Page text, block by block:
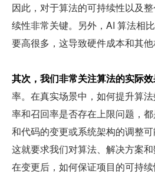
因此，对于算法的可持续性以及
续性非常关键。另外，AI 算法相
要高很多，这导致硬件成本和其他
其次，我们非常关注算法的实际
率。在真实场景中，如何提升算
率和召回率是否存在上限问题，
和代码的变更或系统架构的调整
这就要求我们对算法、解决方案和
在变更后，如何保证项目的可持续